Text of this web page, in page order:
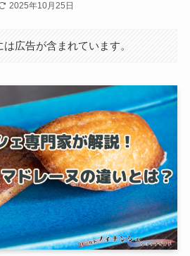
2025年10月25日
広告が含まれています。